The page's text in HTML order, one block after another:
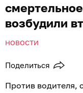
возбудили
НОВОСТИ
Поделиться
Против